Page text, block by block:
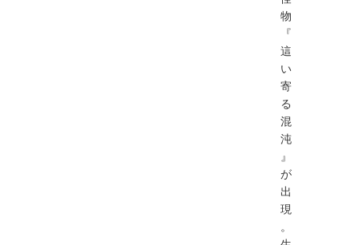
物
『
這
い
寄
る
混
沌
』
が
出
現
。